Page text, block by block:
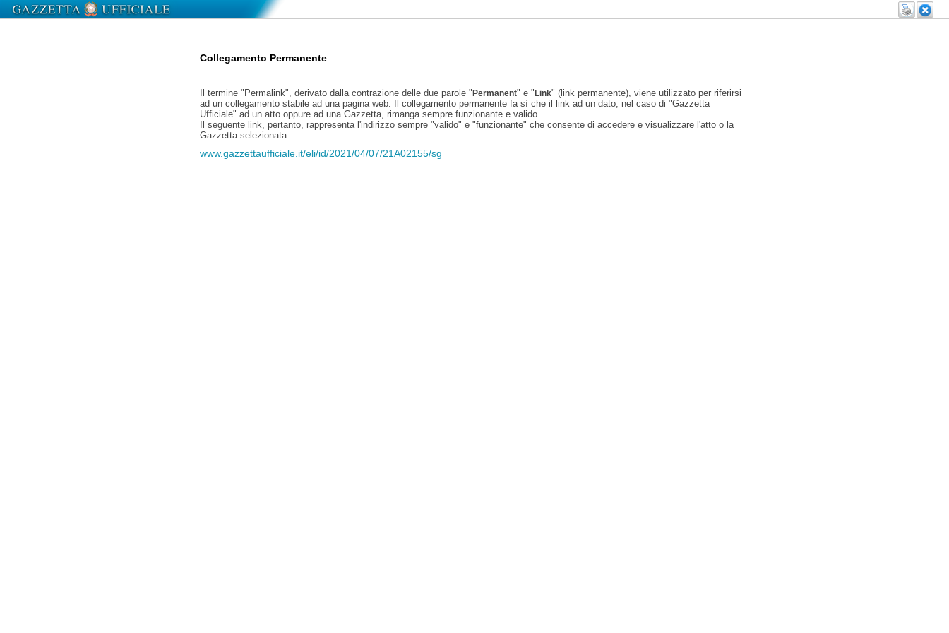
Collegamento Permanente
Il termine "Permalink", derivato dalla contrazione delle due parole "Permanent" e "Link" (link permanente), viene utilizzato per riferirsi
ad un collegamento stabile ad una pagina web. Il collegamento permanente fa sì che il link ad un dato, nel caso di "Gazzetta
Ufficiale" ad un atto oppure ad una Gazzetta, rimanga sempre funzionante e valido.
Il seguente link, pertanto, rappresenta l'indirizzo sempre "valido" e "funzionante" che consente di accedere e visualizzare l'atto o la
Gazzetta selezionata:
www.gazzettaufficiale.it/eli/id/2021/04/07/21A02155/sg